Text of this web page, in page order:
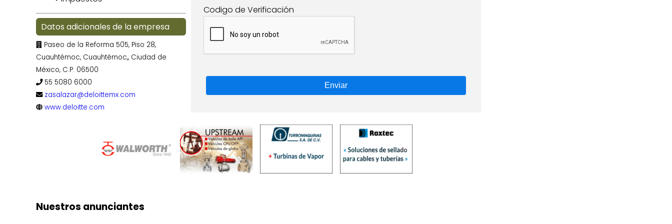
Datos adicionales de la empresa
Paseo de la Reforma 505, Piso 28,
Cuauhtémoc, Cuauhtémoc,, Ciudad de
México, C.P. 06500
55 5080 6000
zasalazar@deloittemx.com
www.deloitte.com
Codigo de Verificación
Enviar
Nuestros anunciantes